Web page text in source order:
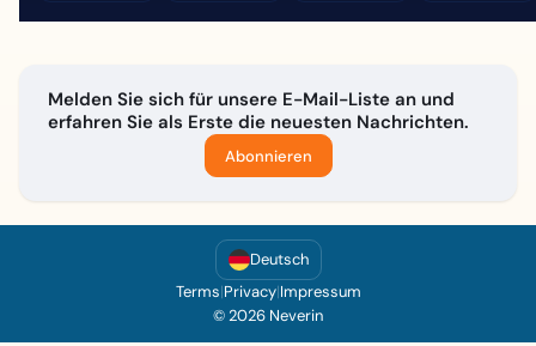
Melden Sie sich für unsere E-Mail-Liste an und
erfahren Sie als Erste die neuesten Nachrichten.
Abonnieren
Deutsch
Terms|Privacy|Impressum
© 2026 Neverin